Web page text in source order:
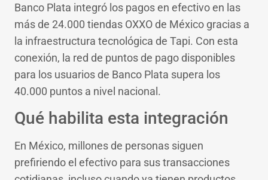
Banco Plata integró los pagos en efectivo en las
más de 24.000 tiendas OXXO de México gracias a
la infraestructura tecnológica de Tapi. Con esta
conexión, la red de puntos de pago disponibles
para los usuarios de Banco Plata supera los
40.000 puntos a nivel nacional.
Qué habilita esta integración
En México, millones de personas siguen
prefiriendo el efectivo para sus transacciones